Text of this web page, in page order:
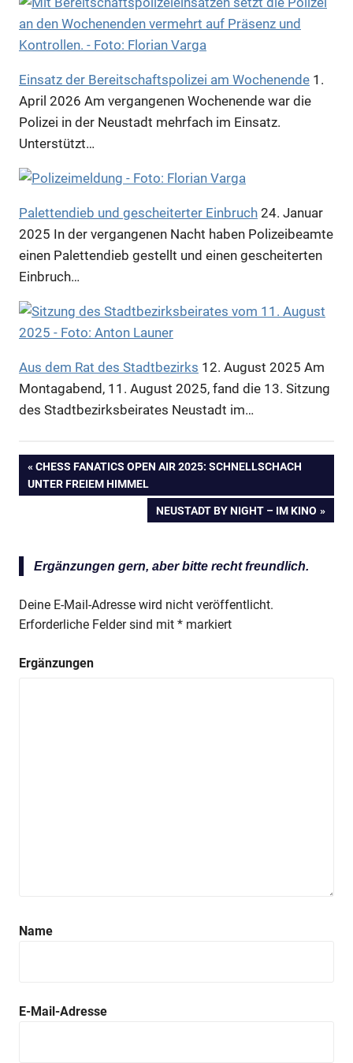
Einsatz der Bereitschaftspolizei am Wochenende 1.
April 2026 Am vergangenen Wochenende war die
Polizei in der Neustadt mehrfach im Einsatz.
Unterstützt…
Palettendieb und gescheiterter Einbruch 24. Januar
2025 In der vergangenen Nacht haben Polizeibeamte
einen Palettendieb gestellt und einen gescheiterten
Einbruch…
Aus dem Rat des Stadtbezirks 12. August 2025 Am
Montagabend, 11. August 2025, fand die 13. Sitzung
des Stadtbezirksbeirates Neustadt im…
Beitragsnavigation
VORHERIGER
BEITRAG:
CHESS FANATICS OPEN AIR 2025: SCHNELLSCHACH
UNTER FREIEM HIMMEL
NÄCHSTER
NEUSTADT BY NIGHT – IM KINO
Ergänzungen gern, aber bitte recht freundlich.
Deine E-Mail-Adresse wird nicht veröffentlicht.
Erforderliche Felder sind mit * markiert
Ergänzungen
Name
E-Mail-Adresse